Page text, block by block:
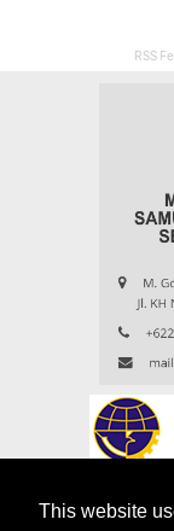
This website
RSS